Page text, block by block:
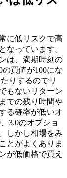
に低リスクで高
なっています。
は、満期時刻の
の買値が100にな
りするのでリ
もないリターン
での残り時間や
る確率が低いオ
3.0のオプショ
しかし相場をみ
とがよくありま
が低価格で買え